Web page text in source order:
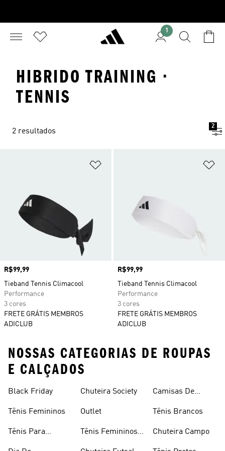
1
HIBRIDO TRAINING ·
TENNIS
2 resultados
2
Preço
R$99,99
Tieband Tennis Climacool
Performance
3 cores
FRETE GRÁTIS MEMBROS
ADICLUB
Preço
R$99,99
Tieband Tennis Climacool
Performance
3 cores
FRETE GRÁTIS MEMBROS
ADICLUB
NOSSAS CATEGORIAS DE ROUPAS
E CALÇADOS
Black Friday
Tênis Femininos
Tênis Para
Chuteira Society
Outlet
Tênis Femininos
Camisas De
Tênis Brancos
Chuteira Campo